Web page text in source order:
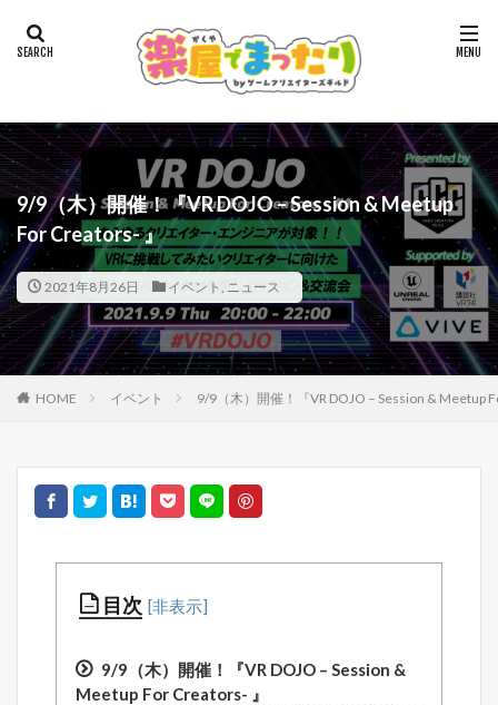
9/9（木）開催！『VR DOJO – Session & Meetup
For Creators- 』
2021年8月26日 イベント , ニュース
HOME イベント 9/9（木）開催！『VR DOJO – Session & Meetup
目次
9/9（木）開催！『VR DOJO – Session &
Meetup For Creators- 』